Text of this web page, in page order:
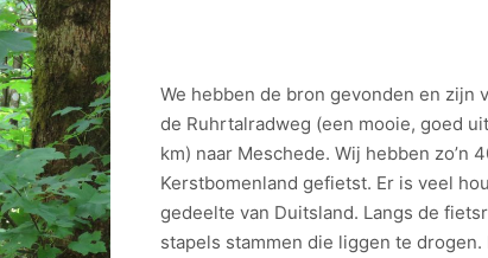
We hebben de bron gevonden en zijn
de Ruhrtalradweg (een mooie, goed
km) naar Meschede. Wij hebben zo’n
Kerstbomenland gefietst. Er is veel
gedeelte van Duitsland. Langs de
stapels stammen die liggen te